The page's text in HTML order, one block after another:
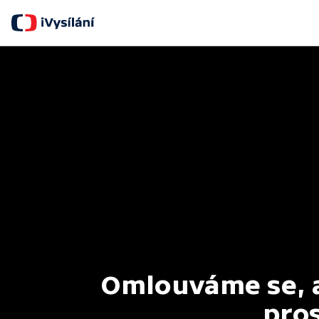
Omlouváme se,